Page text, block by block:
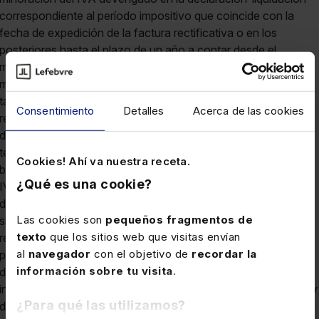
Consentimiento Detalles Acerca de las cookies
Cookies! Ahí va nuestra receta.
¿Qué es una cookie?
Las cookies son pequeños fragmentos de
texto que los sitios web que visitas envían
al navegador con el objetivo de recordar la
información sobre tu visita.
¿Para qué las utilizamos?
correspondiente al período impositivo que coincide con la
fecha de expedición de la factura rectificativa o en los
posteriores hasta el plazo de un año a contar desde el
momento de la fecha de la realización del reembolso.5.º La
modificación de la base imponible a efectuar por el fabricante
tampoco conlleva la modificación de las deducciones
realizadas por el distribuidor por lo que no deberá incluirse
dicha operación en la declaración anual de operaciones con
terceros (modelo 347).6.º Cuando el adquirente final de los
bienes sea un empresario o profesional actuando como tal, el
IVA deducible en su adquisición no coincidirá con el importe
del Impuesto devengado consignado en la factura de venta,
sino que deberá ser minorado por el destinatario en el importe
resultante de multiplicar la parte de la base imponible abonada
por el fabricante al adquirente, por el 21%, para que su
deducción resulte equivalente al Impuesto efectivamente
ingresado en las fases anteriores del proceso de producción y
distribución de los referidos bienes.Por último, en relación con